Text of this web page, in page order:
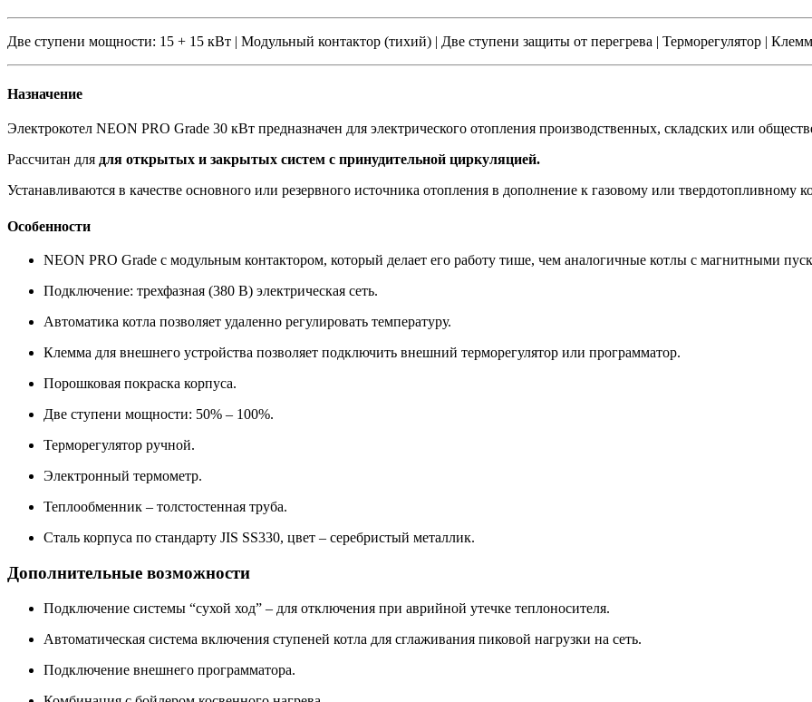
Две ступени мощности: 15 + 15 кВт | Модульный контактор (тихий) | Две ступени защиты от перегрева | Терморегулятор |
Назначение
Электрокотел NEON PRO Grade 30 кВт предназначен для электрического отопления производственных, складских или
Рассчитан для для открытых и закрытых систем с принудительной циркуляцией.
Устанавливаются в качестве основного или резервного источника отопления в дополнение к газовому или твердотопливному
Особенности
NEON PRO Grade с модульным контактором, который делает его работу тише, чем аналогичные котлы с магнитными
Подключение: трехфазная (380 В) электрическая сеть.
Автоматика котла позволяет удаленно регулировать температуру.
Клемма для внешнего устройства позволяет подключить внешний терморегулятор или программатор.
Порошковая покраска корпуса.
Две ступени мощности: 50% – 100%.
Терморегулятор ручной.
Электронный термометр.
Теплообменник – толстостенная труба.
Cталь корпуса по стандарту JIS SS330, цвет – серебристый металлик.
Дополнительные возможности
Подключение системы “сухой ход” – для отключения при аврийной утечке теплоносителя.
Автоматическая система включения ступеней котла для сглаживания пиковой нагрузки на сеть.
Подключение внешнего программатора.